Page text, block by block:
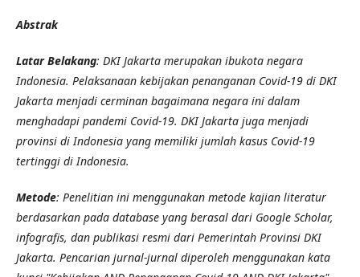
Abstrak
Latar Belakang: DKI Jakarta merupakan ibukota negara
Indonesia. Pelaksanaan kebijakan penanganan Covid-19 di DKI
Jakarta menjadi cerminan bagaimana negara ini dalam
menghadapi pandemi Covid-19. DKI Jakarta juga menjadi
provinsi di Indonesia yang memiliki jumlah kasus Covid-19
tertinggi di Indonesia.
Metode: Penelitian ini menggunakan metode kajian literatur
berdasarkan pada database yang berasal dari Google Scholar,
infografis, dan publikasi resmi dari Pemerintah Provinsi DKI
Jakarta. Pencarian jurnal-jurnal diperoleh menggunakan kata